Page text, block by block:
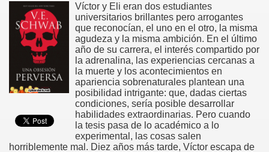
Víctor y Eli eran dos estudiantes
universitarios brillantes pero arrogantes
que reconocían, el uno en el otro, la misma
agudeza y la misma ambición. En el último
año de su carrera, el interés compartido por
la adrenalina, las experiencias cercanas a
la muerte y los acontecimientos en
apariencia sobrenaturales plantean una
posibilidad intrigante: que, dadas ciertas
condiciones, sería posible desarrollar
habilidades extraordinarias. Pero cuando
la tesis pasa de lo académico a lo
experimental, las cosas salen
horriblemente mal. Diez años más tarde, Víctor escapa de